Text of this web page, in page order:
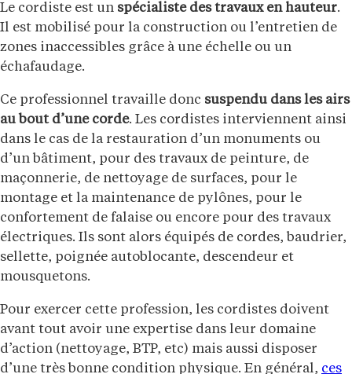
Le cordiste est un spécialiste des travaux en hauteur.
Il est mobilisé pour la construction ou l’entretien de
zones inaccessibles grâce à une échelle ou un
échafaudage.
Ce professionnel travaille donc suspendu dans les airs
au bout d’une corde. Les cordistes interviennent ainsi
dans le cas de la restauration d’un monuments ou
d’un bâtiment, pour des travaux de peinture, de
maçonnerie, de nettoyage de surfaces, pour le
montage et la maintenance de pylônes, pour le
confortement de falaise ou encore pour des travaux
électriques. Ils sont alors équipés de cordes, baudrier,
sellette, poignée autoblocante, descendeur et
mousquetons.
Pour exercer cette profession, les cordistes doivent
avant tout avoir une expertise dans leur domaine
d’action (nettoyage, BTP, etc) mais aussi disposer
d’une très bonne condition physique. En général, ces